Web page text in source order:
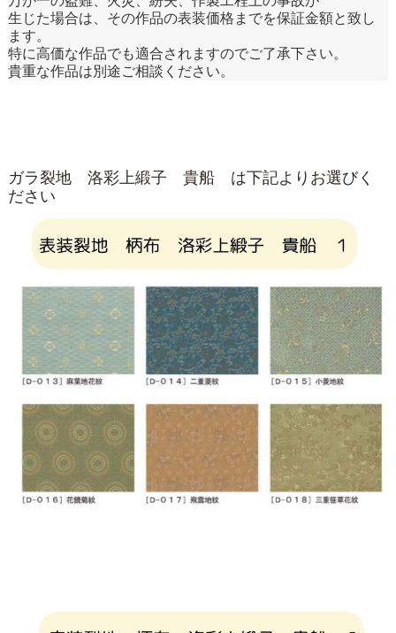
生じた場合は、その作品の表装価格までを保証金額と致し
ます。
特に高価な作品でも適合されますのでご了承下さい。
貴重な作品は別途ご相談ください。
ガラ裂地 洛彩上緞子 貴船 は下記よりお選びく
ださい